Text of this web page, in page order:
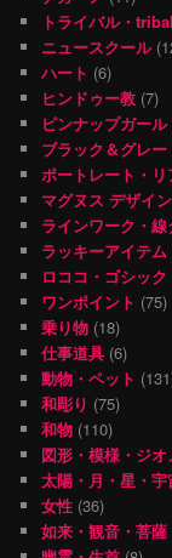
トライバル・tribal
ニュースクール
ハート (6)
ヒンドゥー教 (7)
ピンナップガール
ブラック＆グレー
ポートレート・
マグヌス デザイン
ラインワーク・
ラッキーアイテム
ロココ・ゴシッ
ワンポイント (75)
乗り物 (18)
仕事道具 (6)
動物・ペット
和彫り (75)
和物 (110)
図形・模様・ジ
太陽・月・星・
女性 (36)
如来・観音・菩